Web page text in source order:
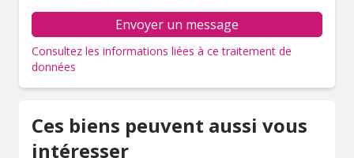
Envoyer un message
Consultez les informations liées à ce traitement de
données
Ces biens peuvent aussi vous
intéresser